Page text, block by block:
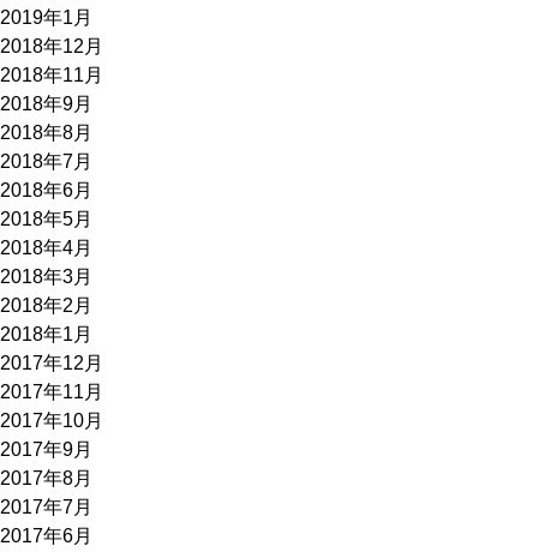
2019年1月
2018年12月
2018年11月
2018年9月
2018年8月
2018年7月
2018年6月
2018年5月
2018年4月
2018年3月
2018年2月
2018年1月
2017年12月
2017年11月
2017年10月
2017年9月
2017年8月
2017年7月
2017年6月